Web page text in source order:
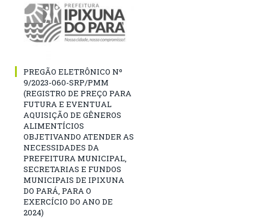
PREGÃO ELETRÔNICO Nº
9/2023-060-SRP/PMM
(REGISTRO DE PREÇO PARA
FUTURA E EVENTUAL
AQUISIÇÃO DE GÊNEROS
ALIMENTÍCIOS
OBJETIVANDO ATENDER AS
NECESSIDADES DA
PREFEITURA MUNICIPAL,
SECRETARIAS E FUNDOS
MUNICIPAIS DE IPIXUNA
DO PARÁ, PARA O
EXERCÍCIO DO ANO DE
2024)